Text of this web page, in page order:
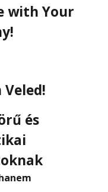
with Your
Veled!
és